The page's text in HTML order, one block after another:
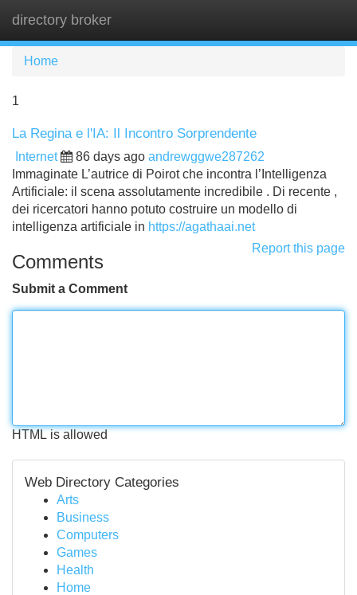
directory broker
Home
1
La Regina e l'IA: Il Incontro Sorprendente
Internet 86 days ago andrewggwe287262
Immaginate L’autrice di Poirot che incontra l’Intelligenza
Artificiale: il scena assolutamente incredibile . Di recente ,
dei ricercatori hanno potuto costruire un modello di
intelligenza artificiale in https://agathaai.net
Report this page
Comments
Submit a Comment
HTML is allowed
Web Directory Categories
Arts
Business
Computers
Games
Health
Home